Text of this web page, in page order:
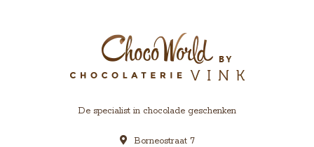
De specialist in chocolade geschenken
Borneostraat 7